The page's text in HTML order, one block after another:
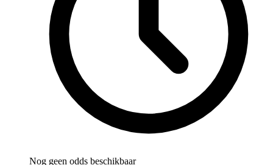
Nog geen odds beschikbaar